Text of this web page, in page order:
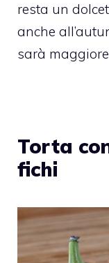
resta un
anche
sarà
Torta
fichi